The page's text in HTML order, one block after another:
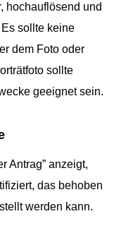
hochauflösend und
sollte keine
dem Foto oder
sollte
geeignet sein.
Antrag” anzeigt,
das behoben
werden kann.